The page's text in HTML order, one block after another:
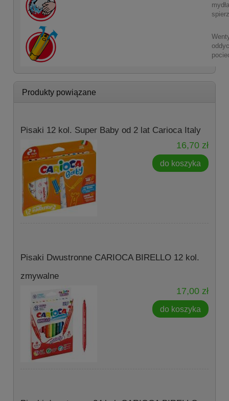
Produkty powiązane
Pisaki 12 kol. Super Baby od 2 lat Carioca Italy
16,70 zł
do koszyka
Pisaki Dwustronne CARIOCA BIRELLO 12 kol.
zmywalne
17,00 zł
do koszyka